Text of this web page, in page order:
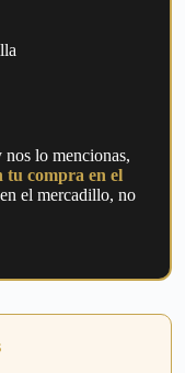
nos lo mencionas,
tu compra en el
el mercadillo, no